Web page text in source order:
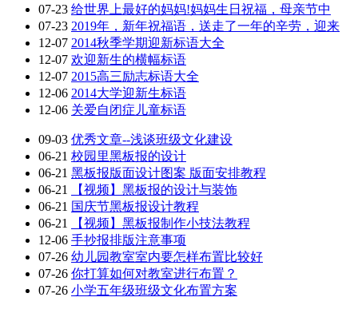
07-23 给世界上最好的妈妈!妈妈生日祝福，母亲节中
07-23 2019年，新年祝福语，送走了一年的辛劳，迎来
12-07 2014秋季学期迎新标语大全
12-07 欢迎新生的横幅标语
12-07 2015高三励志标语大全
12-06 2014大学迎新生标语
12-06 关爱自闭症儿童标语
09-03 优秀文章--浅谈班级文化建设
06-21 校园里黑板报的设计
06-21 黑板报版面设计图案 版面安排教程
06-21
【视频】黑板报的设计与装饰
06-21 国庆节黑板报设计教程
06-21
【视频】黑板报制作小技法教程
12-06 手抄报排版注意事项
07-26 幼儿园教室室内要怎样布置比较好
07-26 你打算如何对教室进行布置？
07-26 小学五年级班级文化布置方案